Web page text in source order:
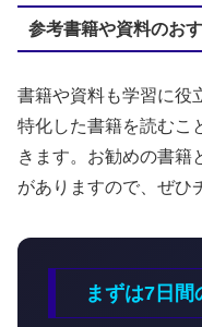
参考書籍や資料のお
書籍や資料も学習に役
特化した書籍を読むこ
きます。お勧めの書籍
がありますので、ぜひ
まずは7日間